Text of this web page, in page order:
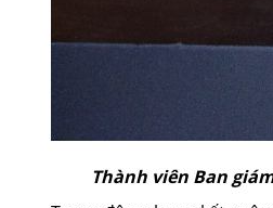
Thành viên Ban